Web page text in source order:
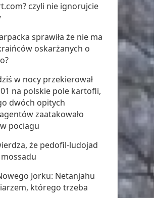
czyli nie ignorujcie
sprawiła że nie ma
oskarżanych o
w nocy przekierował
na polskie pole kartofli,
dwóch opitych
zaatakowało
pociagu
że pedofil-ludojad
Jorku: Netanjahu
którego trzeba